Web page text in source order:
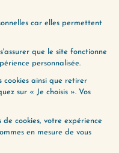
pas
sont